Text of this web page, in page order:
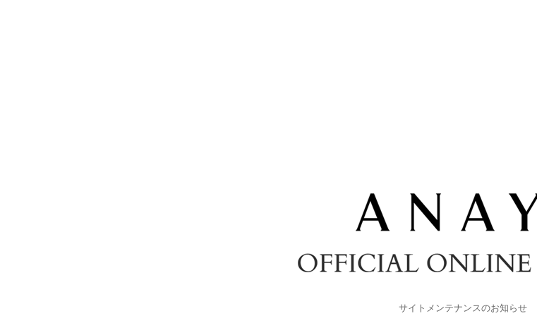
サイトメンテナンスのお知らせ